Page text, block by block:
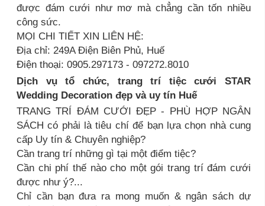
được đám cưới như mơ mà chẳng cần tốn nhiều
công sức.
MỌI CHI TIẾT XIN LIÊN HỆ:
Địa chỉ: 249A Điện Biên Phủ, Huế
Điện thoại: 0905.297173 - 097272.8010
Dịch vụ tổ chức, trang trí tiệc cưới STAR
Wedding Decoration đẹp và uy tín Huế
TRANG TRÍ ĐÁM CƯỚI ĐẸP - PHÙ HỢP NGÂN
SÁCH có phải là tiêu chí để bạn lựa chọn nhà cung
cấp Uy tín & Chuyên nghiệp?
Cần trang trí những gì tại một điểm tiệc?
Cần chi phí thế nào cho một gói trang trí đám cưới
được như ý?...
Chỉ cần bạn đưa ra mong muốn & ngân sách dự